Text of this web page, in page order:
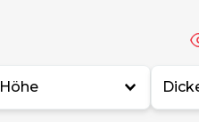
Höhe